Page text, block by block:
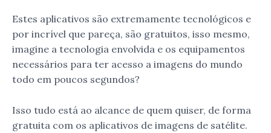
Estes aplicativos são extremamente tecnológicos e
por incrível que pareça, são gratuitos, isso mesmo,
imagine a tecnologia envolvida e os equipamentos
necessários para ter acesso a imagens do mundo
todo em poucos segundos?
Isso tudo está ao alcance de quem quiser, de forma
gratuita com os aplicativos de imagens de satélite.